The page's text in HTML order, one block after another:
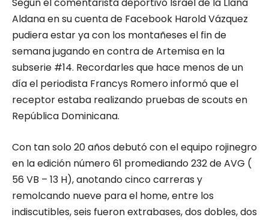
Según el comentarista deportivo Israel de la Llana
Aldana en su cuenta de Facebook Harold Vázquez
pudiera estar ya con los montañeses el fin de
semana jugando en contra de Artemisa en la
subserie #14. Recordarles que hace menos de un
día el periodista Francys Romero informó que el
receptor estaba realizando pruebas de scouts en
República Dominicana.
Con tan solo 20 años debutó con el equipo rojinegro
en la edición número 61 promediando 232 de AVG (
56 VB – 13 H), anotando cinco carreras y
remolcando nueve para el home, entre los
indiscutibles, seis fueron extrabases, dos dobles, dos